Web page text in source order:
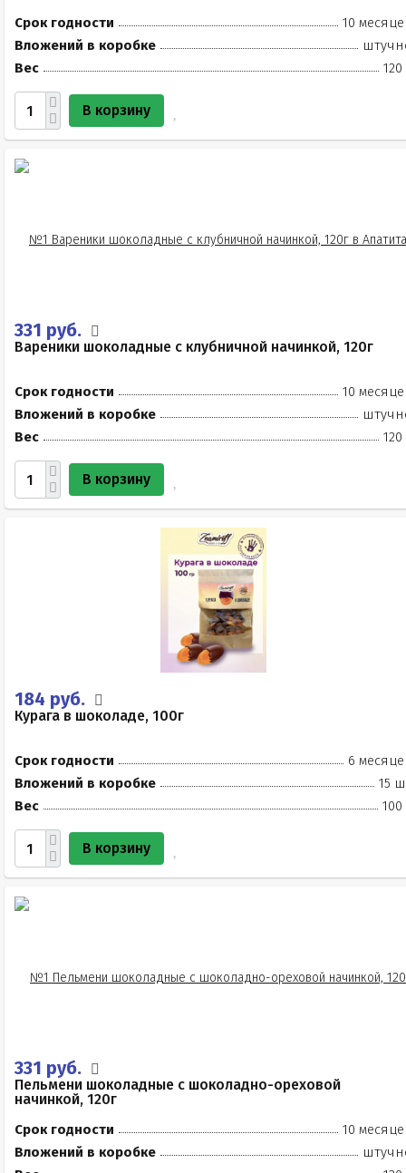
Срок годности
10
Вложений в коробке
Вес
120
В корзину
331 руб.
Вареники шоколадные с клубничной начинкой, 120г
Срок годности
10
Вложений в коробке
Вес
120
В корзину
184 руб.
Курага в шоколаде, 100г
Срок годности
6
Вложений в коробке
15
Вес
100
В корзину
331 руб.
Пельмени шоколадные с шоколадно-ореховой
начинкой, 120г
Срок годности
10
Вложений в коробке